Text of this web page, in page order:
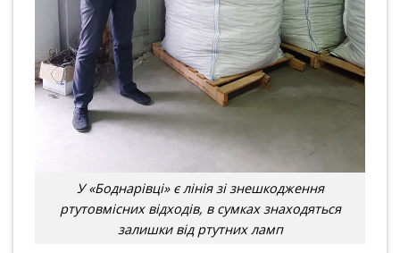
У «Боднарівці» є лінія зі знешкодження
ртутовмісних відходів, в сумках знаходяться
залишки від ртутних ламп